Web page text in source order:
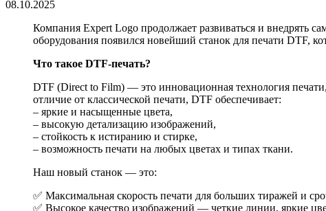
08.10.2025
Компания Expert Logo продолжает развиваться и внедрять
оборудования появился новейший станок для печати DTF,
Что такое DTF-печать?
DTF (Direct to Film) — это инновационная технология
отличие от классической печати, DTF обеспечивает:
– яркие и насыщенные цвета,
– высокую детализацию изображений,
– стойкость к истиранию и стирке,
– возможность печати на любых цветах и типах ткани.
Наш новый станок — это:
✅ Максимальная скорость печати для больших тиражей и
✅ Высокое качество изображений — четкие линии, яркие